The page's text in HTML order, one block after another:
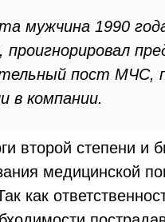
мужчина 1990
пост МЧС,
в компании.
второй степени и
медицинской
как